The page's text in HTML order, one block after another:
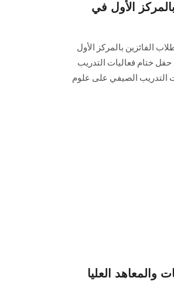
الأول في
الفائزين بالمركز الأول
ختام فعاليات التدريب
التدريب الصيفي على علوم
والمعاهد العليا